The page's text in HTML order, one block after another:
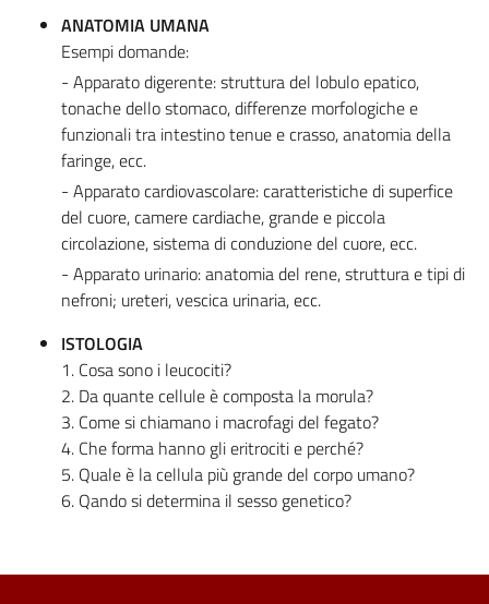
ANATOMIA UMANA
Esempi domande:
- Apparato digerente: struttura del lobulo epatico,
tonache dello stomaco, differenze morfologiche e
funzionali tra intestino tenue e crasso, anatomia della
faringe, ecc.
- Apparato cardiovascolare: caratteristiche di superfice
del cuore, camere cardiache, grande e piccola
circolazione, sistema di conduzione del cuore, ecc.
- Apparato urinario: anatomia del rene, struttura e tipi di
nefroni; ureteri, vescica urinaria, ecc.
ISTOLOGIA
1. Cosa sono i leucociti?
2. Da quante cellule è composta la morula?
3. Come si chiamano i macrofagi del fegato?
4. Che forma hanno gli eritrociti e perché?
5. Quale è la cellula più grande del corpo umano?
6. Qando si determina il sesso genetico?